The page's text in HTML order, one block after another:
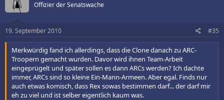
Offizier der Senatswache
19. September 2010 #35
Merkwürdig fand ich allerdings, dass die Clone danach zu ARC-
Troopern gemacht wurden. Davor wird ihnen Team-Arbeit
eingeprügelt und später sollen es dann ARCs werden? Ich dachte
immer, ARCs sind so kleine Ein-Mann-Armeen. Aber egal. Finds nur
auch etwas komisch, dass Rex sowas bestimmen darf... der darf mir
eh zu viel und ist selber eigentlich kaum was.